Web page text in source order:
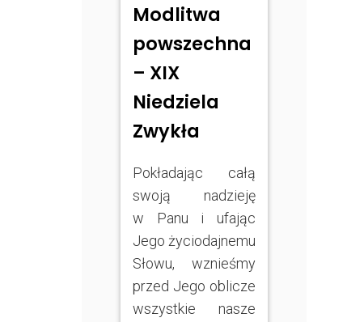
Modlitwa
powszechna
– XIX
Niedziela
Zwykła
Pokładając całą
swoją nadzieję
w Panu i ufając
Jego życiodajnemu
Słowu, wznieśmy
przed Jego oblicze
wszystkie nasze